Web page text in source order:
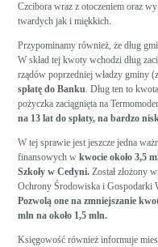
Czcibora wraz z otoczeniem oraz
twardych jak i miękkich.
Przypominamy również, że dług
W skład tej kwoty wchodzi dług
rządów poprzedniej władzy gminy
spłatę do Banku. Dług ten to
pożyczka zaciągnięta na
na 13 lat do spłaty, na bardzo
W tej sprawie jest jeszcze jedna
finansowych wkwocie około 3,5
Szkoły w Cedyni. Został złożony
Ochrony Środowiska i Gospodarki
Pozwolą one na zmniejszanie
mln na około 1,5 mln.
Księgowość również informuje